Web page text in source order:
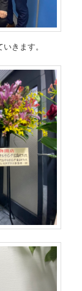
きます。